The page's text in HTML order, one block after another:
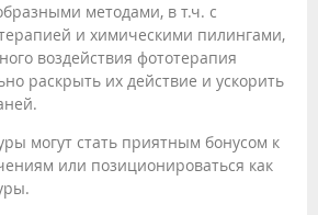
методами, в т.ч. с
и химическими пилингами,
воздействия фототерапия
раскрыть их действие и ускорить
могут стать приятным бонусом к
или позиционироваться как